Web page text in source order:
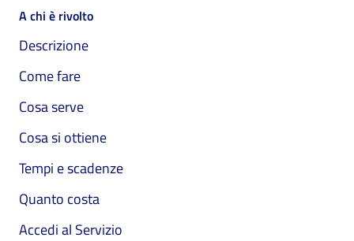
A chi è rivolto
Descrizione
Come fare
Cosa serve
Cosa si ottiene
Tempi e scadenze
Quanto costa
Accedi al Servizio